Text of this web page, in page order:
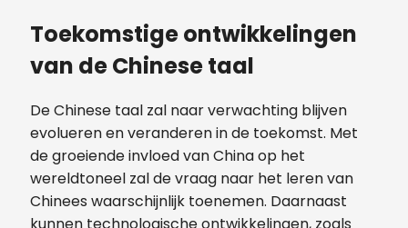
Toekomstige ontwikkelingen
van de Chinese taal
De Chinese taal zal naar verwachting blijven
evolueren en veranderen in de toekomst. Met
de groeiende invloed van China op het
wereldtoneel zal de vraag naar het leren van
Chinees waarschijnlijk toenemen. Daarnaast